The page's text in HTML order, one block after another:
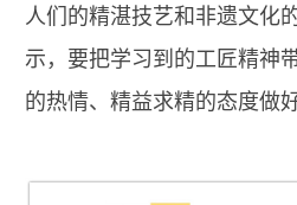
人们的精湛技艺和非遗文化
示，要把学习到的工匠精神
的热情、精益求精的态度做